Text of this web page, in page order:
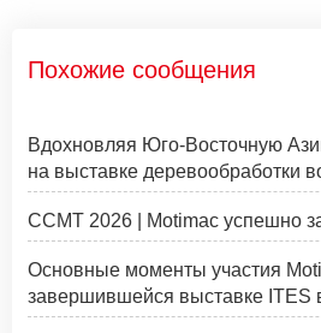
Похожие сообщения
Вдохновляя Юго-Восточную
на выставке деревообработки
CCMT 2026 | Motimac успешно
Основные моменты участия
завершившейся выставке ITES